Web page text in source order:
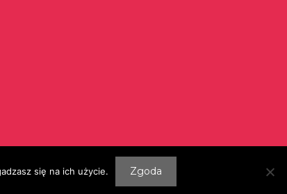
Szukaj:
się na ich użycie. Zgoda